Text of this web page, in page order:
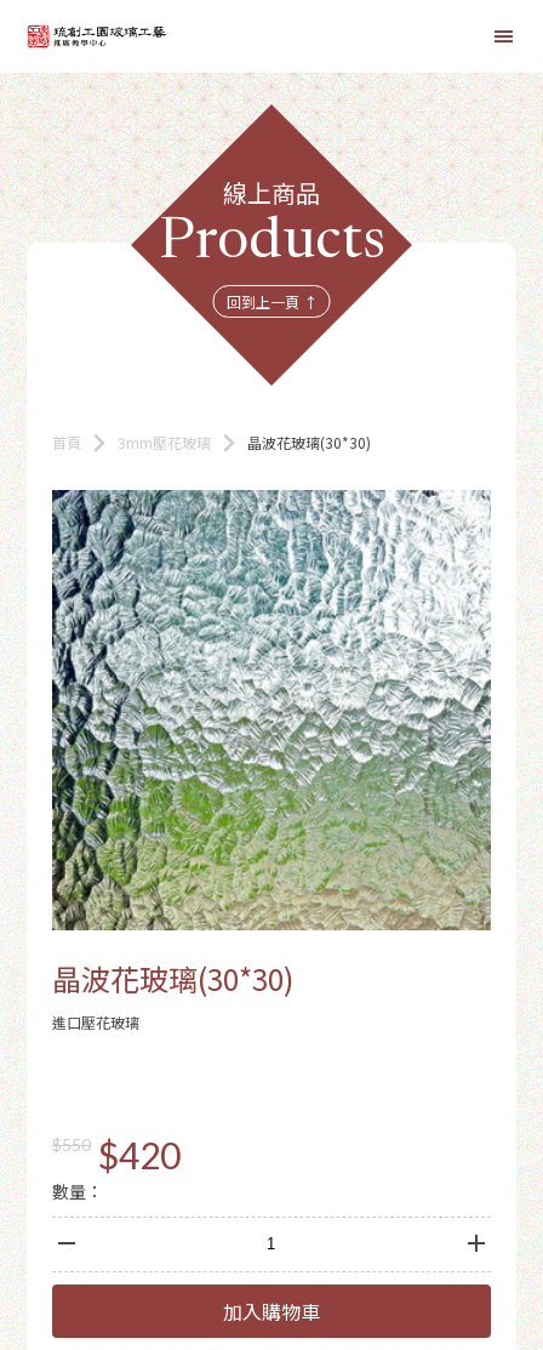
首頁
線上課程
線上商品
Products
回到上一頁 ↑
首頁 3mm壓花玻璃 晶波花玻璃(30*30)
晶波花玻璃(30*30)
進口壓花玻璃
$550 $420
數量：
加入購物車